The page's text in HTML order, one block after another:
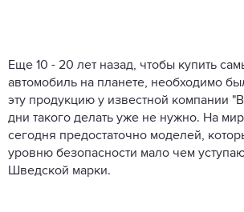
Еще 10 - 20 лет назад, чтобы купить
автомобиль на планете, необходимо
эту продукцию у известной компании
дни такого делать уже не нужно. На
сегодня предостаточно моделей,
уровню безопасности мало чем
Шведской марки.